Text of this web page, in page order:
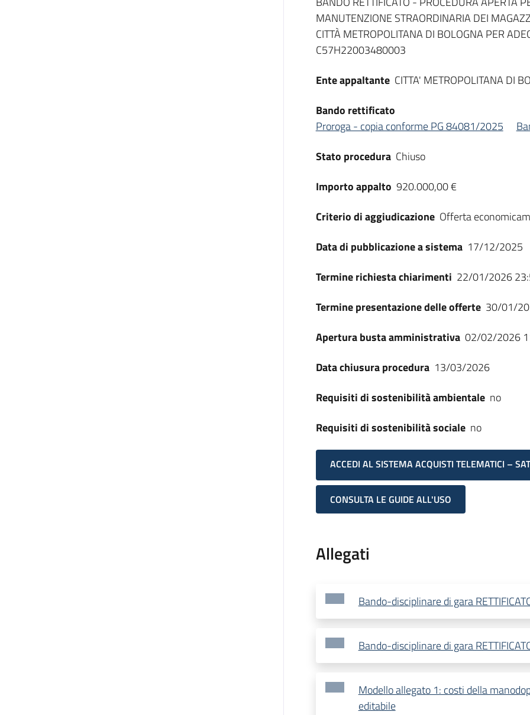
Dati del bando
MANUTENZIONE STRAORDINARIA DEI
CITTÀ METROPOLITANA DI BOLOGNA PER
C57H22003480003
Ente appaltante CITTA' METROPOLITANA DI
Bando rettificato
Proroga - copia conforme PG 84081/2025
Stato procedura Chiuso
Importo appalto 920.000,00 €
Criterio di aggiudicazione Offerta
Data di pubblicazione a sistema 17/12/2025
Termine richiesta chiarimenti 22/01/2026
Termine presentazione delle offerte 30/01/
Apertura busta amministrativa 02/02/2026
Data chiusura procedura 13/03/2026
Requisiti di sostenibilità ambientale no
Requisiti di sostenibilità sociale no
ACCEDI AL SISTEMA ACQUISTI TELEMATICI –
CONSULTA LE GUIDE ALL'USO
Allegati
Bando-disciplinare di gara
Bando-disciplinare di gara
Modello allegato 1: costi della
editabile